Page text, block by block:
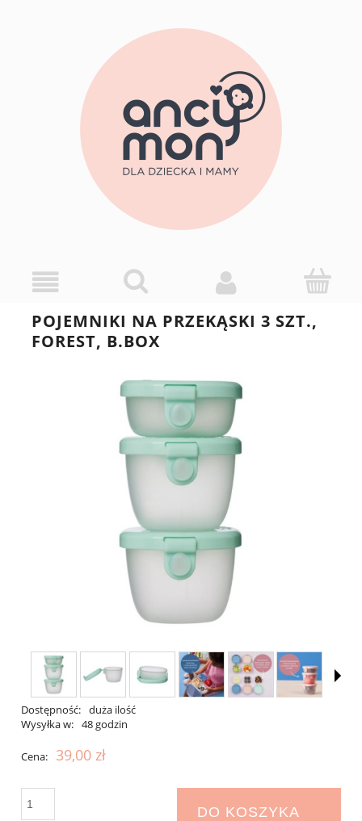
POJEMNIKI NA PRZEKĄSKI 3 SZT.,
FOREST, B.BOX
Dostępność: duża ilość
Wysyłka w: 48 godzin
Cena: 39,00 zł
DO KOSZYKA